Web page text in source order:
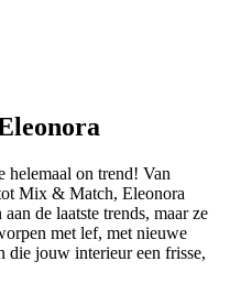
helemaal on trend! Van
Mix & Match, Eleonora
de laatste trends, maar ze
met lef, met nieuwe
die jouw interieur een frisse,